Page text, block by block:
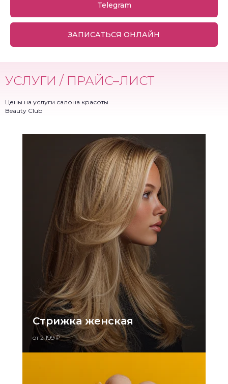
Telegram
ЗАПИСАТЬСЯ ОНЛАЙН
УСЛУГИ / ПРАЙС–ЛИСТ
Цены на услуги салона красоты
Beauty Club
Стрижка женская
от 2 199 ₽